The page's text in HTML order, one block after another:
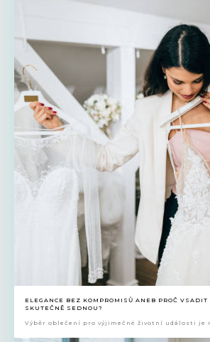
ELEGANCE BEZ KOMPROMISŮ ANEB PROČ VSADIT
SKUTEČNĚ SEDNOU?
Výběr oblečení pro výjimečné životní události je